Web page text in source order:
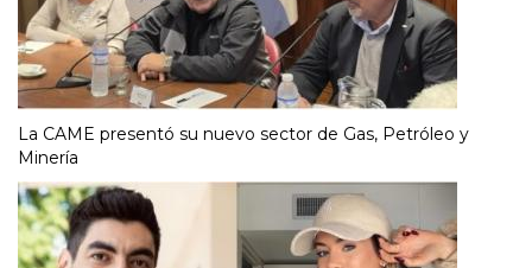
La CAME presentó su nuevo sector de Gas, Petróleo y
Minería